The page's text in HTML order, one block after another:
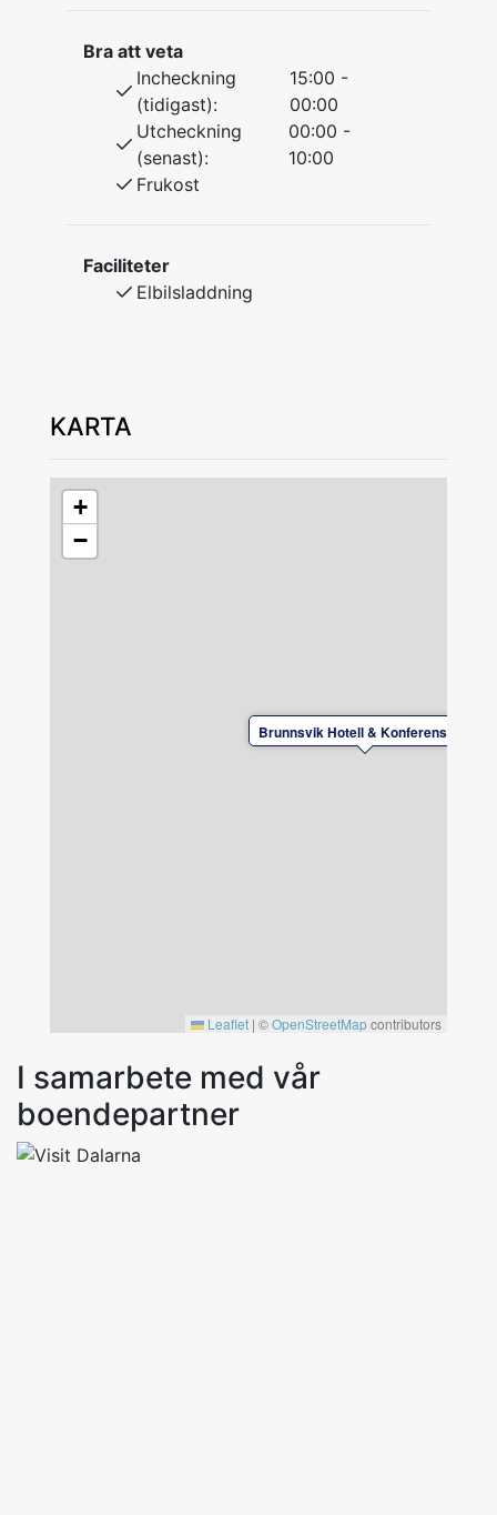
Brunnsvik är en perfekt utgångspunkt för dig
som vill uppleva Dalarnas natur, kultur och
Bra att veta
Incheckning
(tidigast):
15:00 -
00:00
Utcheckning
(senast):
00:00 -
10:00
Frukost
Faciliteter
Elbilsladdning
KARTA
Brunnsvik Hotell & Konferens AB
+
−
Leaflet | ©OpenStreetMapcontributors
I samarbete med vår
boendepartner